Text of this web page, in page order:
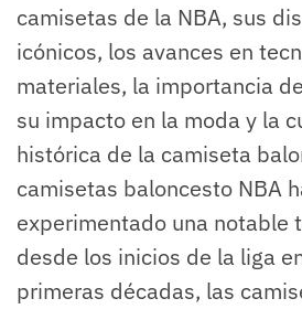
camisetas de la NBA, sus
icónicos, los avances en
materiales, la importancia
su impacto en la moda y la
histórica de la camiseta
camisetas baloncesto NBA
experimentado una notable
desde los inicios de la liga
primeras décadas, las